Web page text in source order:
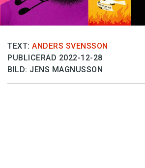
Prenumerera
Läs Språktidningen digitalt
Press
TEXT: ANDERS SVENSSON
PUBLICERAD 2022-12-28
BILD: JENS MAGNUSSON